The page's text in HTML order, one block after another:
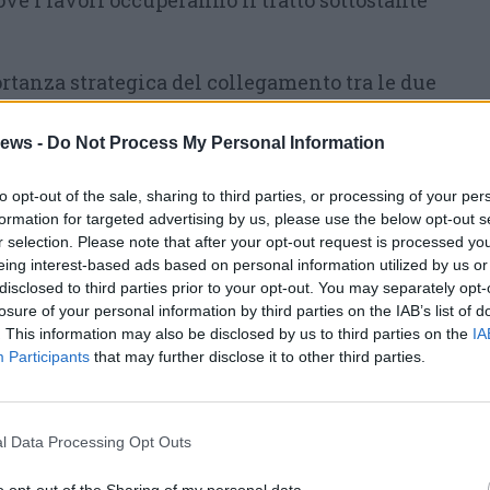
- Do Not Process My Personal Information
opt-out of the sale, sharing to third parties, or processing of your
for targeted advertising by us, please use the below opt-out
selection. Please note that after your opt-out request is processed
interest-based ads based on personal information utilized by us
to third parties prior to your opt-out. You may separately
of your personal information by third parties on the IAB’s list of
This information may also be disclosed by us to third parties on the
Participants that may further disclose it to other third parties.
Data Processing Opt Outs
strategica del collegamento tra le due
che la chiusura comporterà per
economiche e turisti, le
hanno inviato una richiesta congiunta
adeguate misure di mitigazione»
guidate dai sindacoElisabetta Giordani
la viabilità autostradale, con la richiesta
del transito per i veicoli tra i caselli diSesto
temporanea bilingue, in italiano